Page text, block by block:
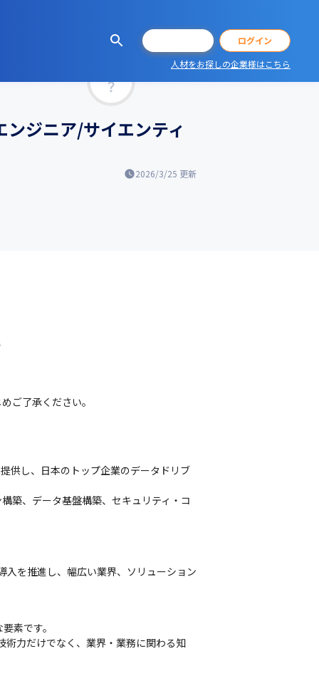
ログイン
人材をお探しの企業様はこちら
ンジニア/サイエンティ
2026/3/25 更新
ご了承ください。
供し、日本のトップ企業のデータドリブ
築、データ基盤構築、セキュリティ・コ
入を推進し、幅広い業界、ソリューション
素です。
術力だけでなく、業界・業務に関わる知